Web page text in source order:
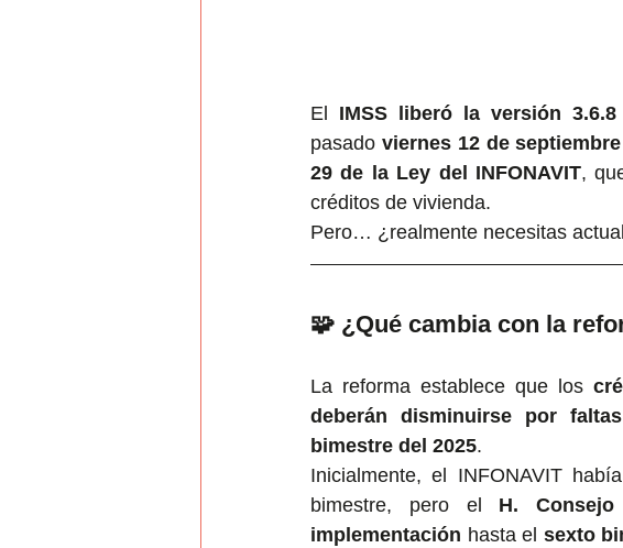
El IMSS liberó la versión
pasado viernes 12 de
29 de la Ley del INFONAVIT,
créditos de vivienda.
Pero… ¿realmente necesitas
🧩 ¿Qué cambia con la
La reforma establece que los
deberán disminuirse por
bimestre del 2025.
Inicialmente, el INFONAVIT
bimestre, pero el H.
implementación hasta el sexto